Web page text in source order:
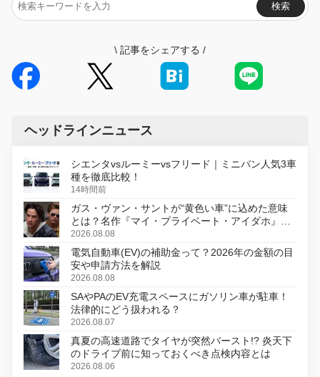
検索
\ 記事をシェアする /
ヘッドラインニュース
シエンタvsルーミーvsフリード｜ミニバン人気3車
種を徹底比較！
14時間前
ガス・ヴァン・サントが“黄色い車”に込めた意味
とは？名作『マイ・プライベート・アイダホ』が
初のデジタルリマスター版で復活
2026.08.08
電気自動車(EV)の補助金って？2026年の金額の目
安や申請方法を解説
2026.08.08
SAやPAのEV充電スペースにガソリン車が駐車！
法律的にどう扱われる？
2026.08.07
真夏の高速道路でタイヤが突然バースト!? 炎天下
のドライブ前に知っておくべき点検内容とは
2026.08.06